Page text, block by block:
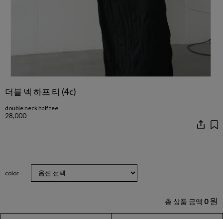
더블 넥 하프 티 (4c)
double neck half tee
28,000
color
총 상품 금액 0 원